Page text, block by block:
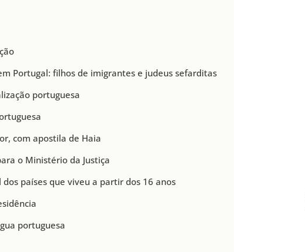
Portugal: filhos de imigrantes e judeus sefarditas
portuguesa
com apostila de Haia
o Ministério da Justiça
países que viveu a partir dos 16 anos
portuguesa